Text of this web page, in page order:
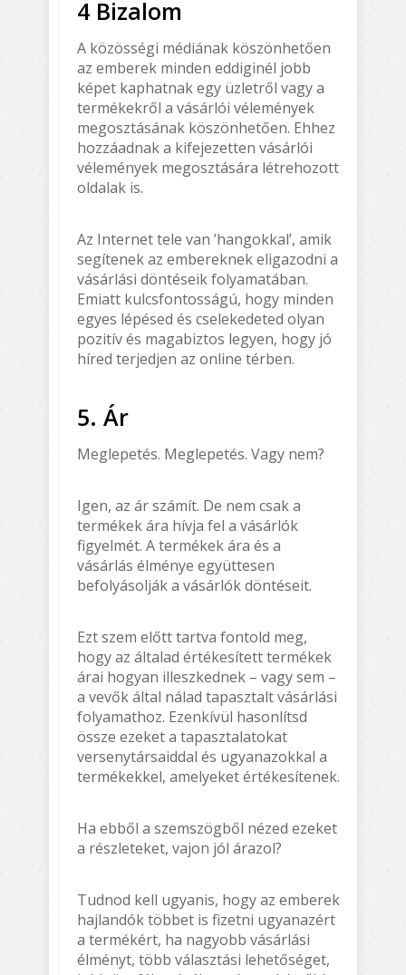
4 Bizalom
A közösségi médiának köszönhetően
az emberek minden eddiginél jobb
képet kaphatnak egy üzletről vagy a
termékekről a vásárlói vélemények
megosztásának köszönhetően. Ehhez
hozzáadnak a kifejezetten vásárlói
vélemények megosztására létrehozott
oldalak is.
Az Internet tele van ’hangokkal’, amik
segítenek az embereknek eligazodni a
vásárlási döntéseik folyamatában.
Emiatt kulcsfontosságú, hogy minden
egyes lépésed és cselekedeted olyan
pozitív és magabiztos legyen, hogy jó
híred terjedjen az online térben.
5. Ár
Meglepetés. Meglepetés. Vagy nem?
Igen, az ár számít. De nem csak a
termékek ára hívja fel a vásárlók
figyelmét. A termékek ára és a
vásárlás élménye együttesen
befolyásolják a vásárlók döntéseit.
Ezt szem előtt tartva fontold meg,
hogy az általad értékesített termékek
árai hogyan illeszkednek – vagy sem –
a vevők által nálad tapasztalt vásárlási
folyamathoz. Ezenkívül hasonlítsd
össze ezeket a tapasztalatokat
versenytársaiddal és ugyanazokkal a
termékekkel, amelyeket értékesítenek.
Ha ebből a szemszögből nézed ezeket
a részleteket, vajon jól árazol?
Tudnod kell ugyanis, hogy az emberek
hajlandók többet is fizetni ugyanazért
a termékért, ha nagyobb vásárlási
élményt, több választási lehetőséget,